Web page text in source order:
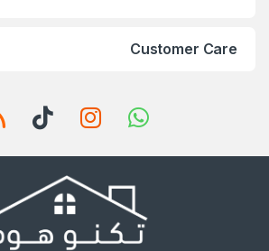
Customer Care